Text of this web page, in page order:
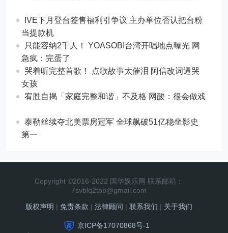
IVE下月登台签售福利引争议 主办单位否认把台粉
当提款机
只能容纳2千人！ YOASOBI台湾开唱地点曝光 网
急疯：完蛋了
哭着听完整首歌！ 点歌故事太催泪 阿信改词逼哭
女孩
宥胜自揭「家庭完整和谐」不及格 网酸：很会做戏
泰勒丝续夺北美票房冠军 全球飙破51亿稳坐影史
第一
Copyright ©2016-2022 国华娱乐网 联系邮箱：
7svblq2tbb@gmail.com
版权声明 | 免责条款 | 法律顾问 | 联系我们 | 关于我们
京ICP备17070868号-1